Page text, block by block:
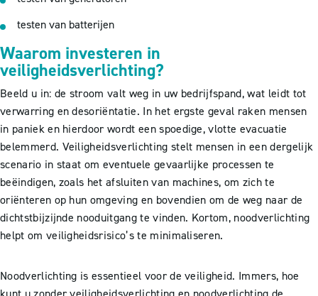
testen van batterijen
Waarom investeren in
veiligheidsverlichting?
Beeld u in: de stroom valt weg in uw bedrijfspand, wat leidt tot
verwarring en desoriëntatie. In het ergste geval raken mensen
in paniek en hierdoor wordt een spoedige, vlotte evacuatie
belemmerd. Veiligheidsverlichting stelt mensen in een dergelijk
scenario in staat om eventuele gevaarlijke processen te
beëindigen, zoals het afsluiten van machines, om zich te
oriënteren op hun omgeving en bovendien om de weg naar de
dichtstbijzijnde nooduitgang te vinden. Kortom, noodverlichting
helpt om veiligheidsrisico’s te minimaliseren.
Noodverlichting is essentieel voor de veiligheid. Immers, hoe